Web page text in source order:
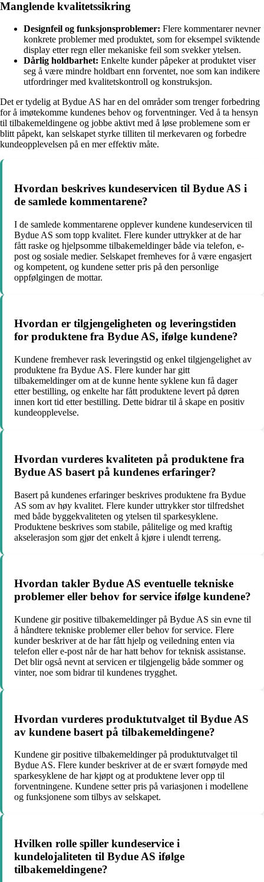
Manglende kvalitetssikring
Designfeil og funksjonsproblemer: Flere kommentarer nevner
konkrete problemer med produktet, som for eksempel sviktende
display etter regn eller mekaniske feil som svekker ytelsen.
Dårlig holdbarhet: Enkelte kunder påpeker at produktet viser
seg å være mindre holdbart enn forventet, noe som kan indikere
utfordringer med kvalitetskontroll og konstruksjon.
Det er tydelig at Bydue AS har en del områder som trenger forbedring
for å imøtekomme kundenes behov og forventninger. Ved å ta hensyn
til tilbakemeldingene og jobbe aktivt med å løse problemene som er
blitt påpekt, kan selskapet styrke tilliten til merkevaren og forbedre
kundeopplevelsen på en mer effektiv måte.
Hvordan beskrives kundeservicen til Bydue AS i
de samlede kommentarene?
I de samlede kommentarene opplever kundene kundeservicen til
Bydue AS som topp kvalitet. Flere kunder uttrykker at de har
fått raske og hjelpsomme tilbakemeldinger både via telefon, e-
post og sosiale medier. Selskapet fremheves for å være engasjert
og kompetent, og kundene setter pris på den personlige
oppfølgingen de mottar.
Hvordan er tilgjengeligheten og leveringstiden
for produktene fra Bydue AS, ifølge kundene?
Kundene fremhever rask leveringstid og enkel tilgjengelighet av
produktene fra Bydue AS. Flere kunder har gitt
tilbakemeldinger om at de kunne hente syklene kun få dager
etter bestilling, og enkelte har fått produktene levert på døren
innen kort tid etter bestilling. Dette bidrar til å skape en positiv
kundeopplevelse.
Hvordan vurderes kvaliteten på produktene fra
Bydue AS basert på kundenes erfaringer?
Basert på kundenes erfaringer beskrives produktene fra Bydue
AS som av høy kvalitet. Flere kunder uttrykker stor tilfredshet
med både byggekvaliteten og ytelsen til sparkesyklene.
Produktene beskrives som stabile, pålitelige og med kraftig
akselerasjon som gjør det enkelt å kjøre i ulendt terreng.
Hvordan takler Bydue AS eventuelle tekniske
problemer eller behov for service ifølge kundene?
Kundene gir positive tilbakemeldinger på Bydue AS sin evne til
å håndtere tekniske problemer eller behov for service. Flere
kunder beskriver at de har fått hjelp og veiledning enten via
telefon eller e-post når de har hatt behov for teknisk assistanse.
Det blir også nevnt at servicen er tilgjengelig både sommer og
vinter, noe som bidrar til kundenes trygghet.
Hvordan vurderes produktutvalget til Bydue AS
av kundene basert på tilbakemeldingene?
Kundene gir positive tilbakemeldinger på produktutvalget til
Bydue AS. Flere kunder beskriver at de er svært fornøyde med
sparkesyklene de har kjøpt og at produktene lever opp til
forventningene. Kundene setter pris på variasjonen i modellene
og funksjonene som tilbys av selskapet.
Hvilken rolle spiller kundeservice i
kundelojaliteten til Bydue AS ifølge
tilbakemeldingene?